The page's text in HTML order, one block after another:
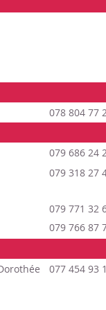
078 804 77
079 686 24
079 318 27
079 771 32
079 766 87
077 454 93